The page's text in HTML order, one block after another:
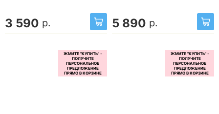
3 590 р. 5 890 р.